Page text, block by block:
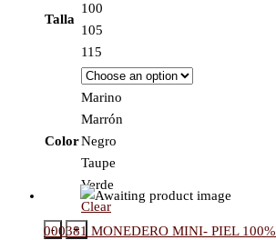
Talla
100
105
115
Color
Marino
Marrón
Negro
Taupe
Verde
Clear
- +
000381 MONEDERO MINI- PIEL 100%